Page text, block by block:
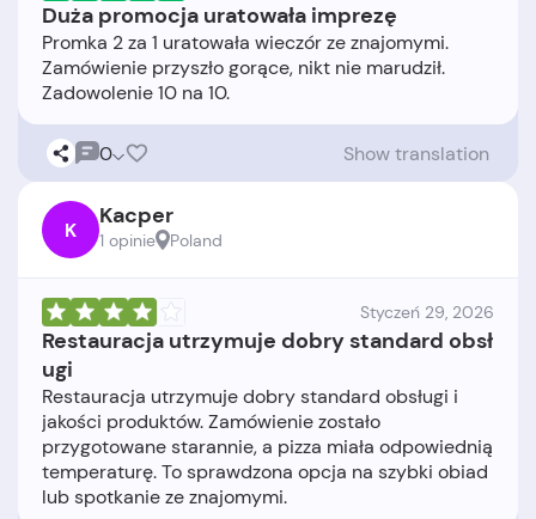
Duża promocja uratowała imprezę
Promka 2 za 1 uratowała wieczór ze znajomymi.
Zamówienie przyszło gorące, nikt nie marudził.
0 Show translation
K Kacper
1 opinie Poland
Styczeń 29, 2026
Restauracja utrzymuje dobry standard obsł
ugi
Restauracja utrzymuje dobry standard obsługi i
jakości produktów. Zamówienie zostało
przygotowane starannie, a pizza miała odpowiednią
temperaturę. To sprawdzona opcja na szybki obiad